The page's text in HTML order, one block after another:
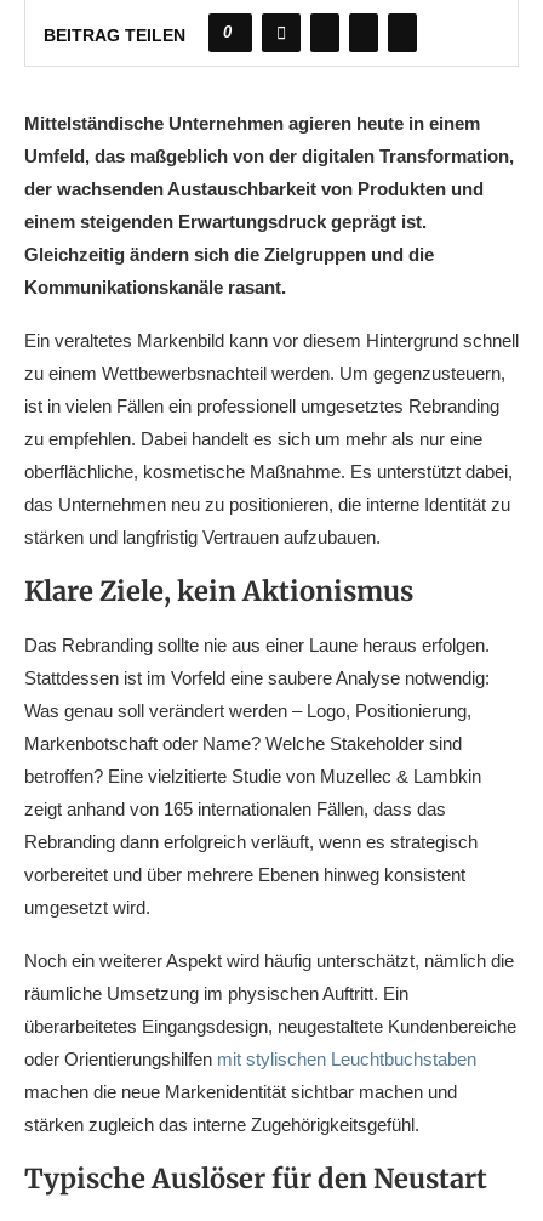
BEITRAG TEILEN 0
Mittelständische Unternehmen agieren heute in einem
Umfeld, das maßgeblich von der digitalen Transformation,
der wachsenden Austauschbarkeit von Produkten und
einem steigenden Erwartungsdruck geprägt ist.
Gleichzeitig ändern sich die Zielgruppen und die
Kommunikationskanäle rasant.
Ein veraltetes Markenbild kann vor diesem Hintergrund schnell
zu einem Wettbewerbsnachteil werden. Um gegenzusteuern,
ist in vielen Fällen ein professionell umgesetztes Rebranding
zu empfehlen. Dabei handelt es sich um mehr als nur eine
oberflächliche, kosmetische Maßnahme. Es unterstützt dabei,
das Unternehmen neu zu positionieren, die interne Identität zu
stärken und langfristig Vertrauen aufzubauen.
Klare Ziele, kein Aktionismus
Das Rebranding sollte nie aus einer Laune heraus erfolgen.
Stattdessen ist im Vorfeld eine saubere Analyse notwendig:
Was genau soll verändert werden – Logo, Positionierung,
Markenbotschaft oder Name? Welche Stakeholder sind
betroffen? Eine vielzitierte Studie von Muzellec & Lambkin
zeigt anhand von 165 internationalen Fällen, dass das
Rebranding dann erfolgreich verläuft, wenn es strategisch
vorbereitet und über mehrere Ebenen hinweg konsistent
umgesetzt wird.
Noch ein weiterer Aspekt wird häufig unterschätzt, nämlich die
räumliche Umsetzung im physischen Auftritt. Ein
überarbeitetes Eingangsdesign, neugestaltete Kundenbereiche
oder Orientierungshilfen mit stylischen Leuchtbuchstaben
machen die neue Markenidentität sichtbar machen und
stärken zugleich das interne Zugehörigkeitsgefühl.
Typische Auslöser für den Neustart